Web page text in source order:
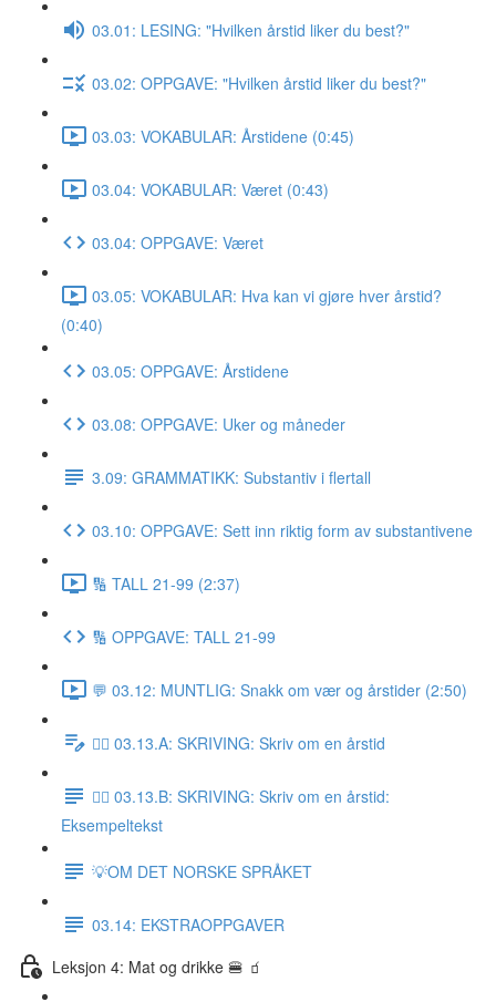
03.01: LESING: "Hvilken årstid liker du best?"
03.02: OPPGAVE: "Hvilken årstid liker du best?"
03.03: VOKABULAR: Årstidene (0:45)
03.04: VOKABULAR: Været (0:43)
03.04: OPPGAVE: Været
03.05: VOKABULAR: Hva kan vi gjøre hver årstid?
(0:40)
03.05: OPPGAVE: Årstidene
03.08: OPPGAVE: Uker og måneder
3.09: GRAMMATIKK: Substantiv i flertall
03.10: OPPGAVE: Sett inn riktig form av substantivene
🔢 TALL 21-99 (2:37)
🔢 OPPGAVE: TALL 21-99
💬 03.12: MUNTLIG: Snakk om vær og årstider (2:50)
✍🏼 03.13.A: SKRIVING: Skriv om en årstid
✍🏼 03.13.B: SKRIVING: Skriv om en årstid:
Eksempeltekst
💡OM DET NORSKE SPRÅKET
03.14: EKSTRAOPPGAVER
Leksjon 4: Mat og drikke 🍔 🧃